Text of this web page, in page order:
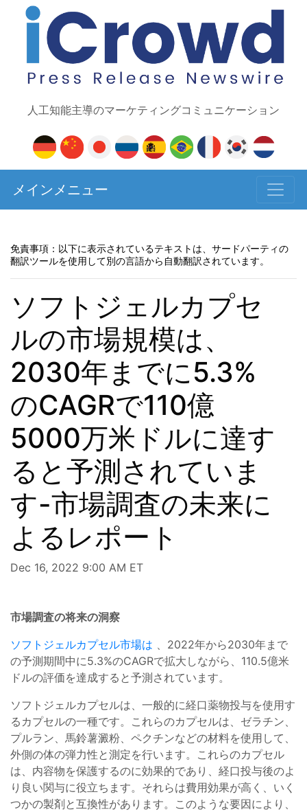
人工知能主導のマーケティングコミュニケーション
メインメニュー
免責事項：以下に表示されているテキストは、サードパーティの
翻訳ツールを使用して別の言語から自動翻訳されています。
ソフトジェルカプセ
ルの市場規模は、
2030年までに5.3%
のCAGRで110億
5000万米ドルに達す
ると予測されていま
す-市場調査の未来に
よるレポート
Dec 16, 2022 9:00 AM ET
市場調査の将来の洞察
ソフトジェルカプセル市場は 、2022年から2030年まで
の予測期間中に5.3%のCAGRで拡大しながら、110.5億米
ドルの評価を達成すると予測されています。
ソフトジェルカプセルは、一般的に経口薬物投与を使用す
るカプセルの一種です。これらのカプセルは、ゼラチン、
プルラン、馬鈴薯澱粉、ペクチンなどの材料を使用して、
外側の体の弾力性と測定を行います。これらのカプセル
は、内容物を保護するのに効果的であり、経口投与後のよ
り良い関与に役立ちます。それらは費用効果が高く、いく
つかの製剤と互換性があります。このような要因により、